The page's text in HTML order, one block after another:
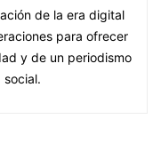
de la era digital
para ofrecer
y de un periodismo
social.